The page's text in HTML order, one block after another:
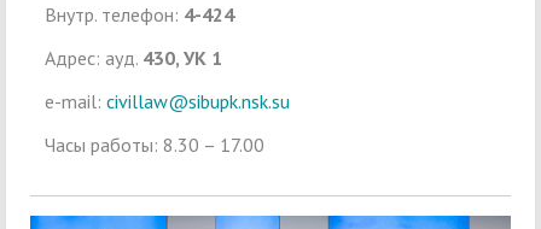
Внутр. телефон: 4-424
Адрес: ауд. 430, УК 1
e-mail: civillaw@sibupk.nsk.su
Часы работы: 8.30 – 17.00